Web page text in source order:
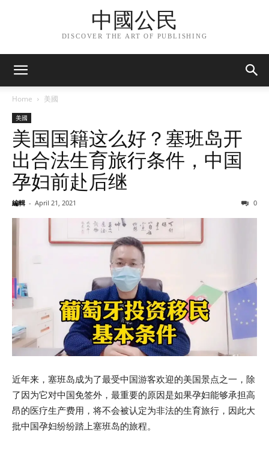
中國公民
DISCOVER THE ART OF PUBLISHING
Home 美國
美國
美国国籍这么好？塞班岛开
出合法生育旅行条件，中国
孕妇前赴后继
編輯 - April 21, 2021 0
近年来，塞班岛成为了最受中国游客欢迎的美国景点之一，除
了因为它对中国免签外，最重要的原因是如果孕妇能够承担高
昂的医疗生产费用，将不会被认定为非法的生育旅行，因此大
批中国孕妇纷纷踏上塞班岛的旅程。